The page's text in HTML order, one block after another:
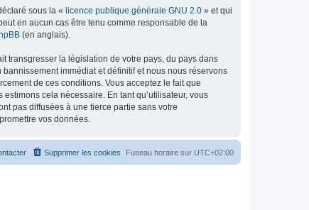
sous la « licence publique générale GNU 2.0 » et qui
en aucun cas être tenu comme responsable de la
(en anglais).
transgresser la législation de votre pays, du pays dans
immédiat et définitif et nous nous réservons
de ces conditions. Vous acceptez le fait que
cela nécessaire. En tant qu’utilisateur, vous
pas diffusées à une tierce partie sans votre
vos données.
Fuseau horaire sur UTC+02:00
Supprimer les cookies